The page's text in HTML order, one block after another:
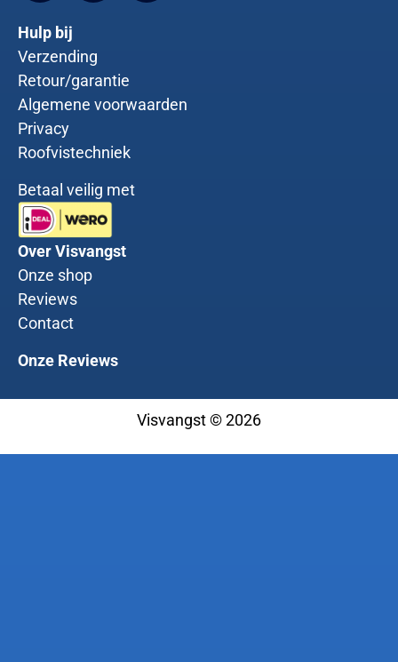
Hulp bij
Verzending
Retour/garantie
Algemene voorwaarden
Privacy
Roofvistechniek
Betaal veilig met
Over Visvangst
Onze shop
Reviews
Contact
Onze Reviews
Visvangst © 2026